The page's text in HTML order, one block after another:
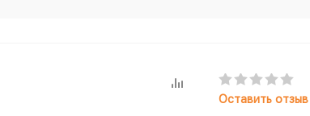
Оставить отзыв